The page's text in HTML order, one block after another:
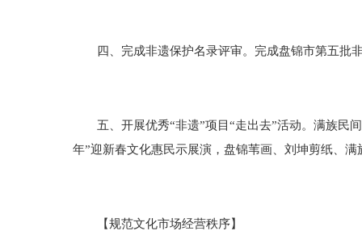
四、完成非遗保护名录评审。完成盘锦市第五批非
五、开展优秀“非遗”项目“走出去”活动。满族民间
年”迎新春文化惠民示展演，盘锦苇画、刘坤剪纸、
【规范文化市场经营秩序】